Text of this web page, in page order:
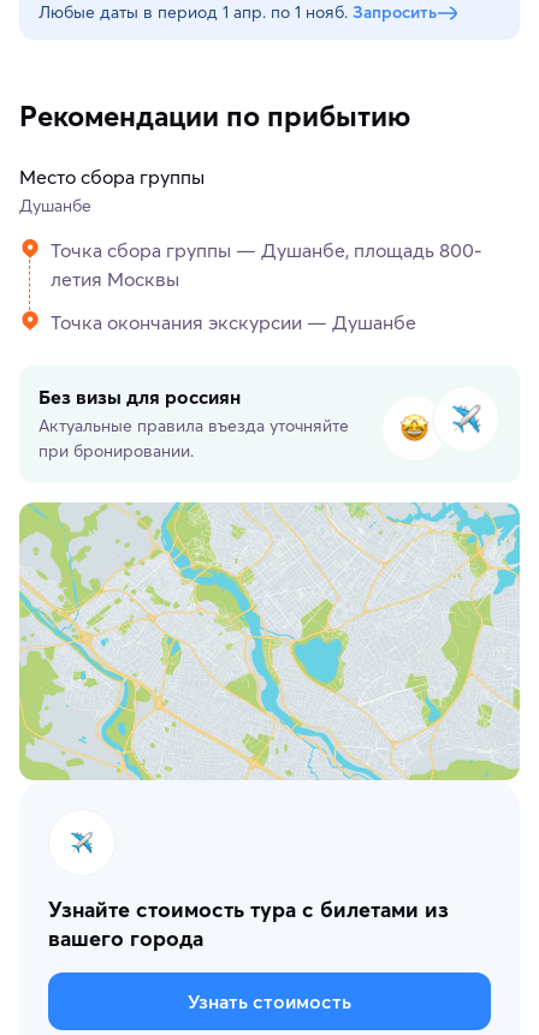
Любые даты в период 1 апр. по 1 нояб. Запросить
Рекомендации по прибытию
Место сбора группы
Душанбе
Точка сбора группы — Душанбе, площадь 800-
летия Москвы
Точка окончания экскурсии — Душанбе
Без визы для россиян
Актуальные правила въезда уточняйте
при бронировании.
Узнайте стоимость тура с билетами из
вашего города
Узнать стоимость